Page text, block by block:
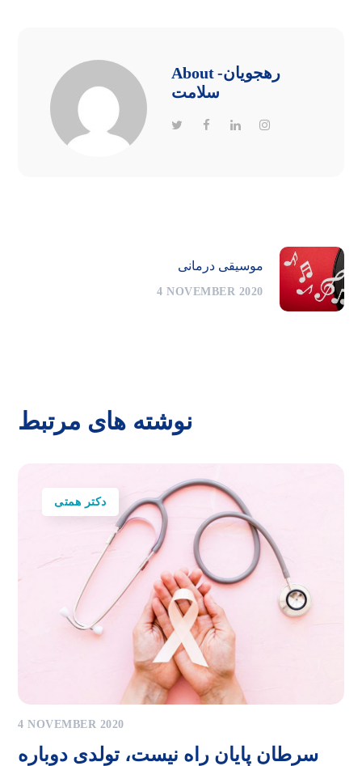
About -رهجویان
سلامت
موسیقی درمانی
4 NOVEMBER 2020
نوشته های مرتبط
دکتر همتی
4 NOVEMBER 2020
سرطان پایان راه نیست، تولدی دوباره